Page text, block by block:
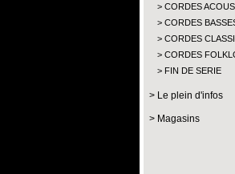
CORDES
CORDES
CORDES
CORDES
FIN DE SERIE
Le plein d'infos
Magasins